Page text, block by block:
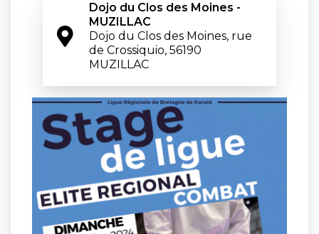
Dojo du Clos des Moines -
MUZILLAC
Dojo du Clos des Moines, rue
de Crossiquio, 56190
MUZILLAC